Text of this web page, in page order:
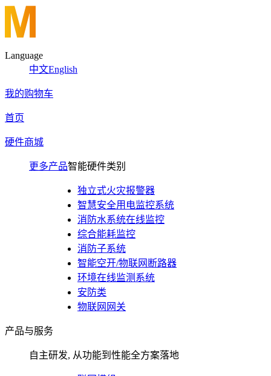
Language
中文English
我的购物车
首页
硬件商城
更多产品智能硬件类别
独立式火灾报警器
智慧安全用电监控系统
消防水系统在线监控
综合能耗监控
消防子系统
智能空开/物联网断路器
环境在线监测系统
安防类
物联网网关
产品与服务
自主研发, 从功能到性能全方案落地